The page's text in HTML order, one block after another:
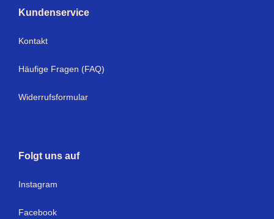
Kundenservice
Kontakt
Häufige Fragen (FAQ)
Widerrufsformular
Folgt uns auf
Instagram
Facebook